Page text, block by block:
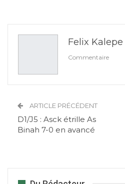
Felix Kalepe
Commentaire
ARTICLE PRÉCÉDENT
D1/J5 : Asck étrille As
Binah 7-0 en avancé